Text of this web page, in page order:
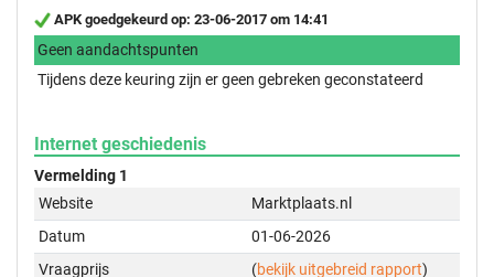
APK goedgekeurd op: 23-06-2017 om 14:41
Geen aandachtspunten
Tijdens deze keuring zijn er geen gebreken geconstateerd
Internet geschiedenis
Vermelding 1
Website
Marktplaats.nl
Datum
01-06-2026
Vraagprijs
(bekijk uitgebreid rapport)